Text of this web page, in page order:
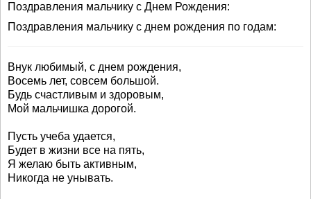
Поздравления мальчику с Днем Рождения:
Поздравления мальчику с днем рождения по годам:
Внук любимый, с днем рождения,
Восемь лет, совсем большой.
Будь счастливым и здоровым,
Мой мальчишка дорогой.
Пусть учеба удается,
Будет в жизни все на пять,
Я желаю быть активным,
Никогда не унывать.